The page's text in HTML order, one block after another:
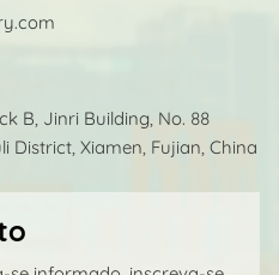
B, Jinri Building, No. 88
District, Xiamen, Fujian, China